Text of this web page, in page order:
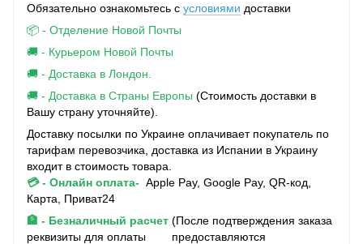
Обязательно ознакомьтесь с условиями доставки
📦 - Отделение Новой Почты
🚚 - Курьером Новой Почты
🚚 - Доставка в Лондон.
🚚 - Доставка в Страны Европы (Стоимость доставки в
Вашу страну уточняйте).
Доставку посылки по Украине оплачивает покупатель по
тарифам перевозчика, доставка из Испании в Украину
входит в стоимость товара.
💳 - Онлайн оплата- Apple Pay, Google Pay, QR-код,
Карта, Приват24
🏦 - Безналичный расчет (После подтверждения заказа
реквизиты для оплаты предоставляются